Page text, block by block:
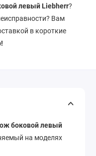
левый Liebherr?
Вам
в короткие
боковой левый
на моделях